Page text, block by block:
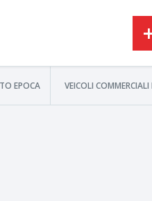
EPOCA VEICOLI